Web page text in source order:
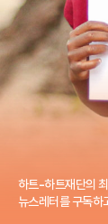
하트-하트재단의
뉴스레터를 구독하